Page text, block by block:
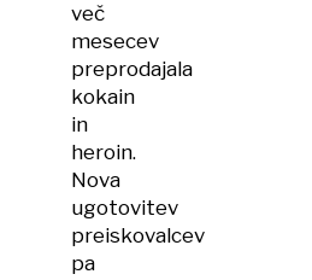
več
mesecev
preprodajala
kokain
in
heroin.
Nova
ugotovitev
preiskovalcev
pa